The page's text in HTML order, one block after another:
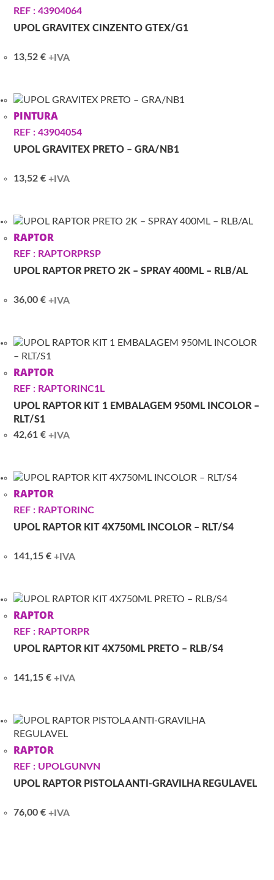
REF : 43904064
UPOL GRAVITEX CINZENTO GTEX/G1
13,52€ +IVA
PINTURA
REF : 43904054
UPOL GRAVITEX PRETO – GRA/NB1
13,52€ +IVA
RAPTOR
REF : RAPTORPRSP
UPOL RAPTOR PRETO 2K – SPRAY 400ML – RLB/AL
36,00€ +IVA
RAPTOR
REF : RAPTORINC1L
UPOL RAPTOR KIT 1 EMBALAGEM 950ML INCOLOR –
RLT/S1
42,61€ +IVA
RAPTOR
REF : RAPTORINC
UPOL RAPTOR KIT 4X750ML INCOLOR – RLT/S4
141,15€ +IVA
RAPTOR
REF : RAPTORPR
UPOL RAPTOR KIT 4X750ML PRETO – RLB/S4
141,15€ +IVA
RAPTOR
REF : UPOLGUNVN
UPOL RAPTOR PISTOLA ANTI-GRAVILHA REGULAVEL
76,00€ +IVA